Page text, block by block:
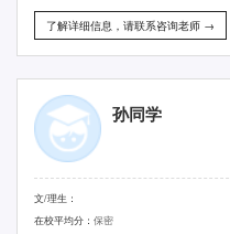
了解详细信息，请联系咨询老师 →
孙同学
文/理生：
在校平均分： 保密